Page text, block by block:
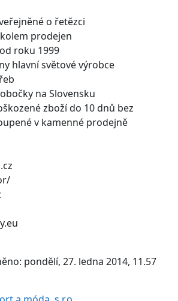
o řetězci
prodejen
roku 1999
hlavní světové výrobce
na Slovensku
zboží do 10 dnů bez
v kamenné prodejně
pondělí, 27. ledna 2014, 11.57